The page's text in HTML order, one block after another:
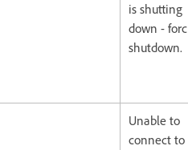
is shutting
down -
shutdown.
Unable to
connect to